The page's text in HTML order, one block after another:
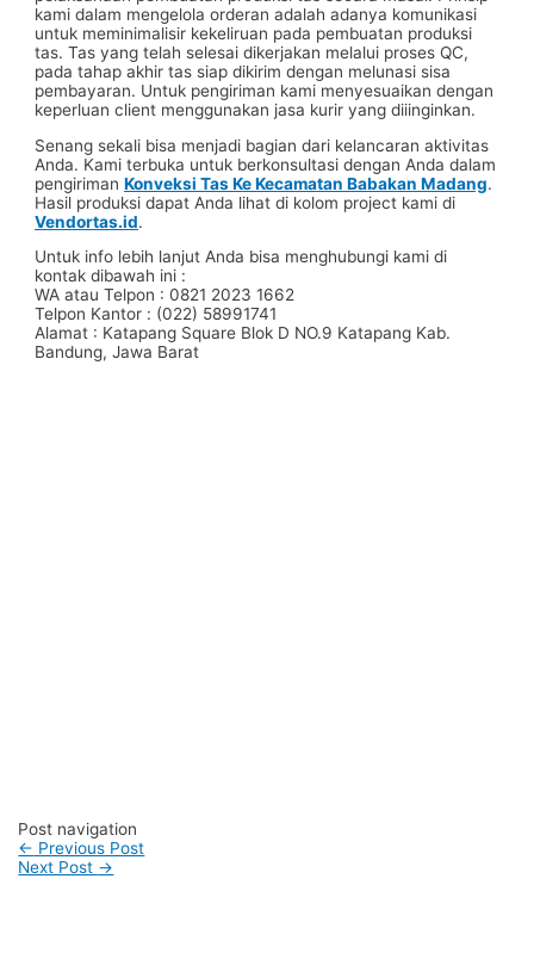
kami dalam mengelola orderan adalah adanya komunikasi
untuk meminimalisir kekeliruan pada pembuatan produksi
tas. Tas yang telah selesai dikerjakan melalui proses QC,
pada tahap akhir tas siap dikirim dengan melunasi sisa
pembayaran. Untuk pengiriman kami menyesuaikan dengan
keperluan client menggunakan jasa kurir yang diiinginkan.
Senang sekali bisa menjadi bagian dari kelancaran aktivitas
Anda. Kami terbuka untuk berkonsultasi dengan Anda dalam
pengirimanKonveksi Tas Ke Kecamatan Babakan Madang.
Hasil produksi dapat Anda lihat di kolom project kami di
Vendortas.id.
Untuk info lebih lanjut Anda bisa menghubungi kami di
kontak dibawah ini :
WA atau Telpon : 0821 2023 1662
Telpon Kantor : (022) 58991741
Alamat : Katapang Square Blok D NO.9 Katapang Kab.
Bandung, Jawa Barat
Post navigation
← Previous Post
Next Post →